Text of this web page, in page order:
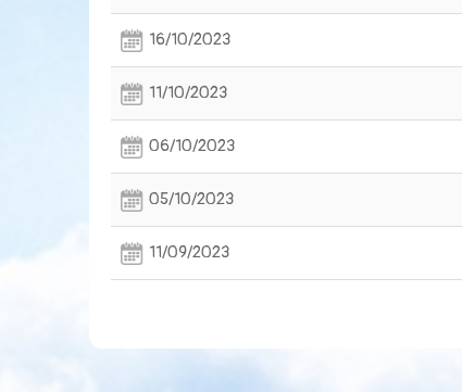
16/10/2023
11/10/2023
06/10/2023
05/10/2023
11/09/2023